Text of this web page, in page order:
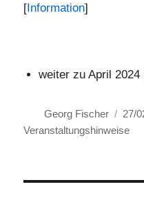
[ Information]
weiter zu April
Autor
Georg Fischer
am
27/
Veranstaltungshinweise